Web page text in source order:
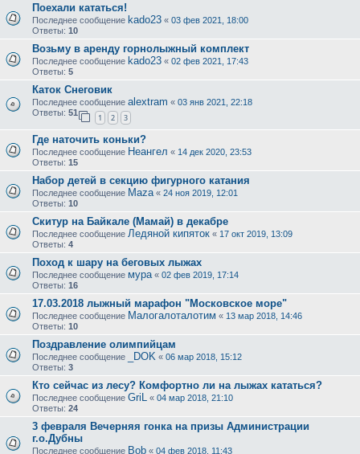
Поехали кататься!
Последнее сообщение kado23 « 03 фев 2021, 18:00
Ответы: 10
Возьму в аренду горнолыжный комплект
Последнее сообщение kado23 « 02 фев 2021, 17:43
Ответы: 5
Каток Снеговик
Последнее сообщение alextram « 03 янв 2021, 22:18
Ответы: 51
1 2 3
Где наточить коньки?
Последнее сообщение Неангел « 14 дек 2020, 23:53
Ответы: 15
Набор детей в секцию фигурного катания
Последнее сообщение Maza « 24 ноя 2019, 12:01
Ответы: 10
Скитур на Байкале (Мамай) в декабре
Последнее сообщение Ледяной кипяток « 17 окт 2019, 13:09
Ответы: 4
Поход к шару на беговых лыжах
Последнее сообщение мура « 02 фев 2019, 17:14
Ответы: 16
17.03.2018 лыжный марафон "Московское море"
Последнее сообщение Малогалоталотим « 13 мар 2018, 14:46
Ответы: 10
Поздравление олимпийцам
Последнее сообщение _DOK « 06 мар 2018, 15:12
Ответы: 3
Кто сейчас из лесу? Комфортно ли на лыжах кататься?
Последнее сообщение GriL « 04 мар 2018, 21:10
Ответы: 24
3 февраля Вечерняя гонка на призы Администрации
г.о.Дубны
Последнее сообщение Bob « 04 фев 2018, 11:43